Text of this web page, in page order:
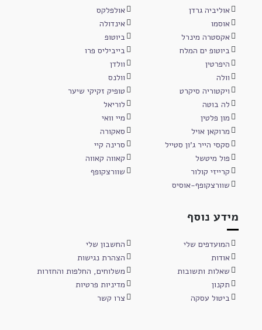
אוליביה גרדן
אולפלקס
אוסמו
אינדולה
אקסטרה מינרל
ביוטופ
ביוטופ ים המלח
בייביליס פרו
היפרטין
וולדן
וולה
וולנס
ויקטוריה סיקרט
טופיק זקיקי שיער
לה בוטה
לוריאל
מון פלטין
מיי וואי
מרוקאן אויל
סאקורה
סקסי הייר ג'ון סטייל
סרינה קיי
פול מיטשל
קאווה קאווה
קרייזי קולור
שוורצקופף
שוורצקופף-אוסיס
מידע נוסף
המועדפים שלי
החשבון שלי
אודות
הצהרת נגישות
שאלות ותשובות
משלוחים, החלפות והחזרות
תקנון
מדיניות פרטיות
ביטול עסקה
צרו קשר